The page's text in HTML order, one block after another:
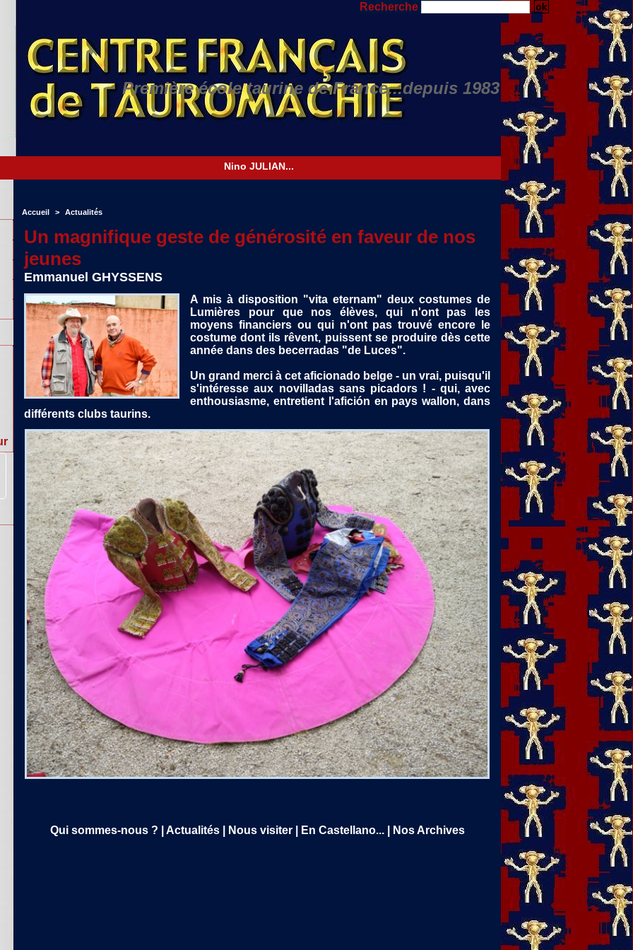
Recherche
Première école taurine de France...depuis 1983
Accueil > Actualités
Un magnifique geste de générosité en faveur de nos
jeunes
Emmanuel GHYSSENS
A mis à disposition "vita eternam" deux costumes de
Lumières pour que nos élèves, qui n'ont pas les
moyens financiers ou qui n'ont pas trouvé encore le
costume dont ils rêvent, puissent se produire dès cette
année dans des becerradas "de Luces".
Un grand merci à cet aficionado belge - un vrai, puisqu'il
s'intéresse aux novilladas sans picadors ! - qui, avec
enthousiasme, entretient l'afición en pays wallon, dans
différents clubs taurins.
Qui sommes-nous ? Actualités Nous visiter En Castellano... Nos Archives